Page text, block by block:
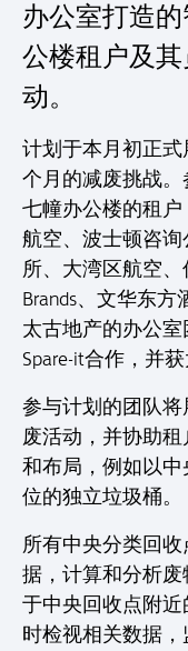
办公室打造
公楼租户及
动。
计划于本月初正
个月的减废挑战
七幢办公楼的租
航空、波士顿咨
所、大湾区航空、
Brands、文华东
太古地产的办公
Spare-it合作，并
参与计划的团队
废活动，并协助
和布局，例如以
位的独立垃圾桶。
所有中央分类回
据，计算和分析
于中央回收点附
时检视相关数据